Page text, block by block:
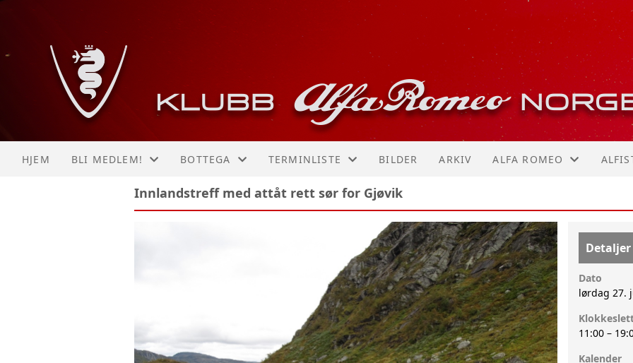
HJEM BLI MEDLEM!
INNMELDING
MOTTA ALFANYTT #3
BOTTEGA
BESØK VÅR BOTTEGA HER!
TERMINLISTE
KALENDER
BILDER ARKIV ALFA ROMEO
156 GTA
159
164
33 OLE
Innlandstreff med attåt rett sør for Gjøvik
Detaljer
Dato
lørdag 27.
11:00 –
Kalender